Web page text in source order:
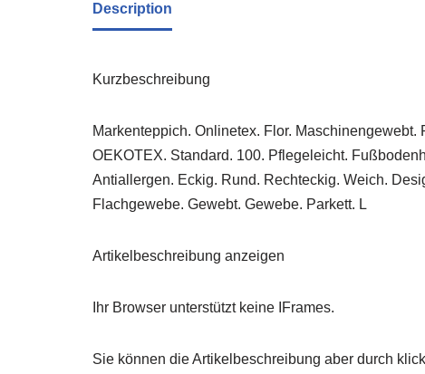
Description
Kurzbeschreibung
Markenteppich. Onlinetex. Flor.
OEKOTEX. Standard. 100. Pflegeleicht.
Antiallergen. Eckig. Rund. Rechteckig. Weich.
Flachgewebe. Gewebt. Gewebe. Parkett. L
Artikelbeschreibung anzeigen
Ihr Browser unterstützt keine IFrames.
Sie können die Artikelbeschreibung aber durch